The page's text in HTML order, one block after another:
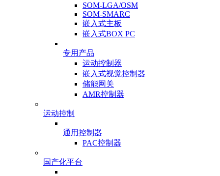
SOM-LGA/OSM
SOM-SMARC
嵌入式主板
嵌入式BOX PC
专用产品
运动控制器
嵌入式视觉控制器
储能网关
AMR控制器
运动控制
通用控制器
PAC控制器
国产化平台